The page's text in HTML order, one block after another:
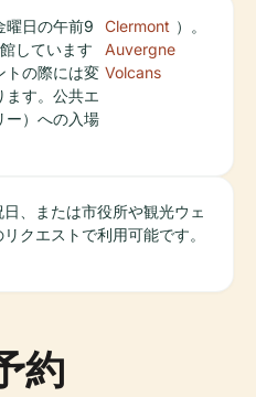
曜日の午前9
しています
トの際には変
ます。公共エ
ー）への入場
Clermont
Auvergne
Volcans
）。
、または市役所や観光ウェ
クエストで利用可能です。
約